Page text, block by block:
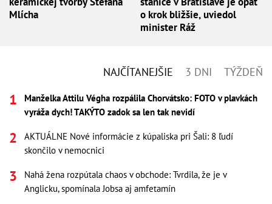
Mlícha
o krok bližšie, uviedol
minister Ráž
NAJČÍTANEJŠIE 3 DNI TÝŽDEŇ
Manželka Attilu Végha rozpálila Chorvátsko: FOTO v plavkách
vyráža dych! TAKÝTO zadok sa len tak nevidí
AKTUÁLNE Nové informácie z kúpaliska pri Šali: 8 ľudí
skončilo v nemocnici
Nahá žena rozpútala chaos v obchode: Tvrdila, že je v
Anglicku, spomínala Jobsa aj amfetamín